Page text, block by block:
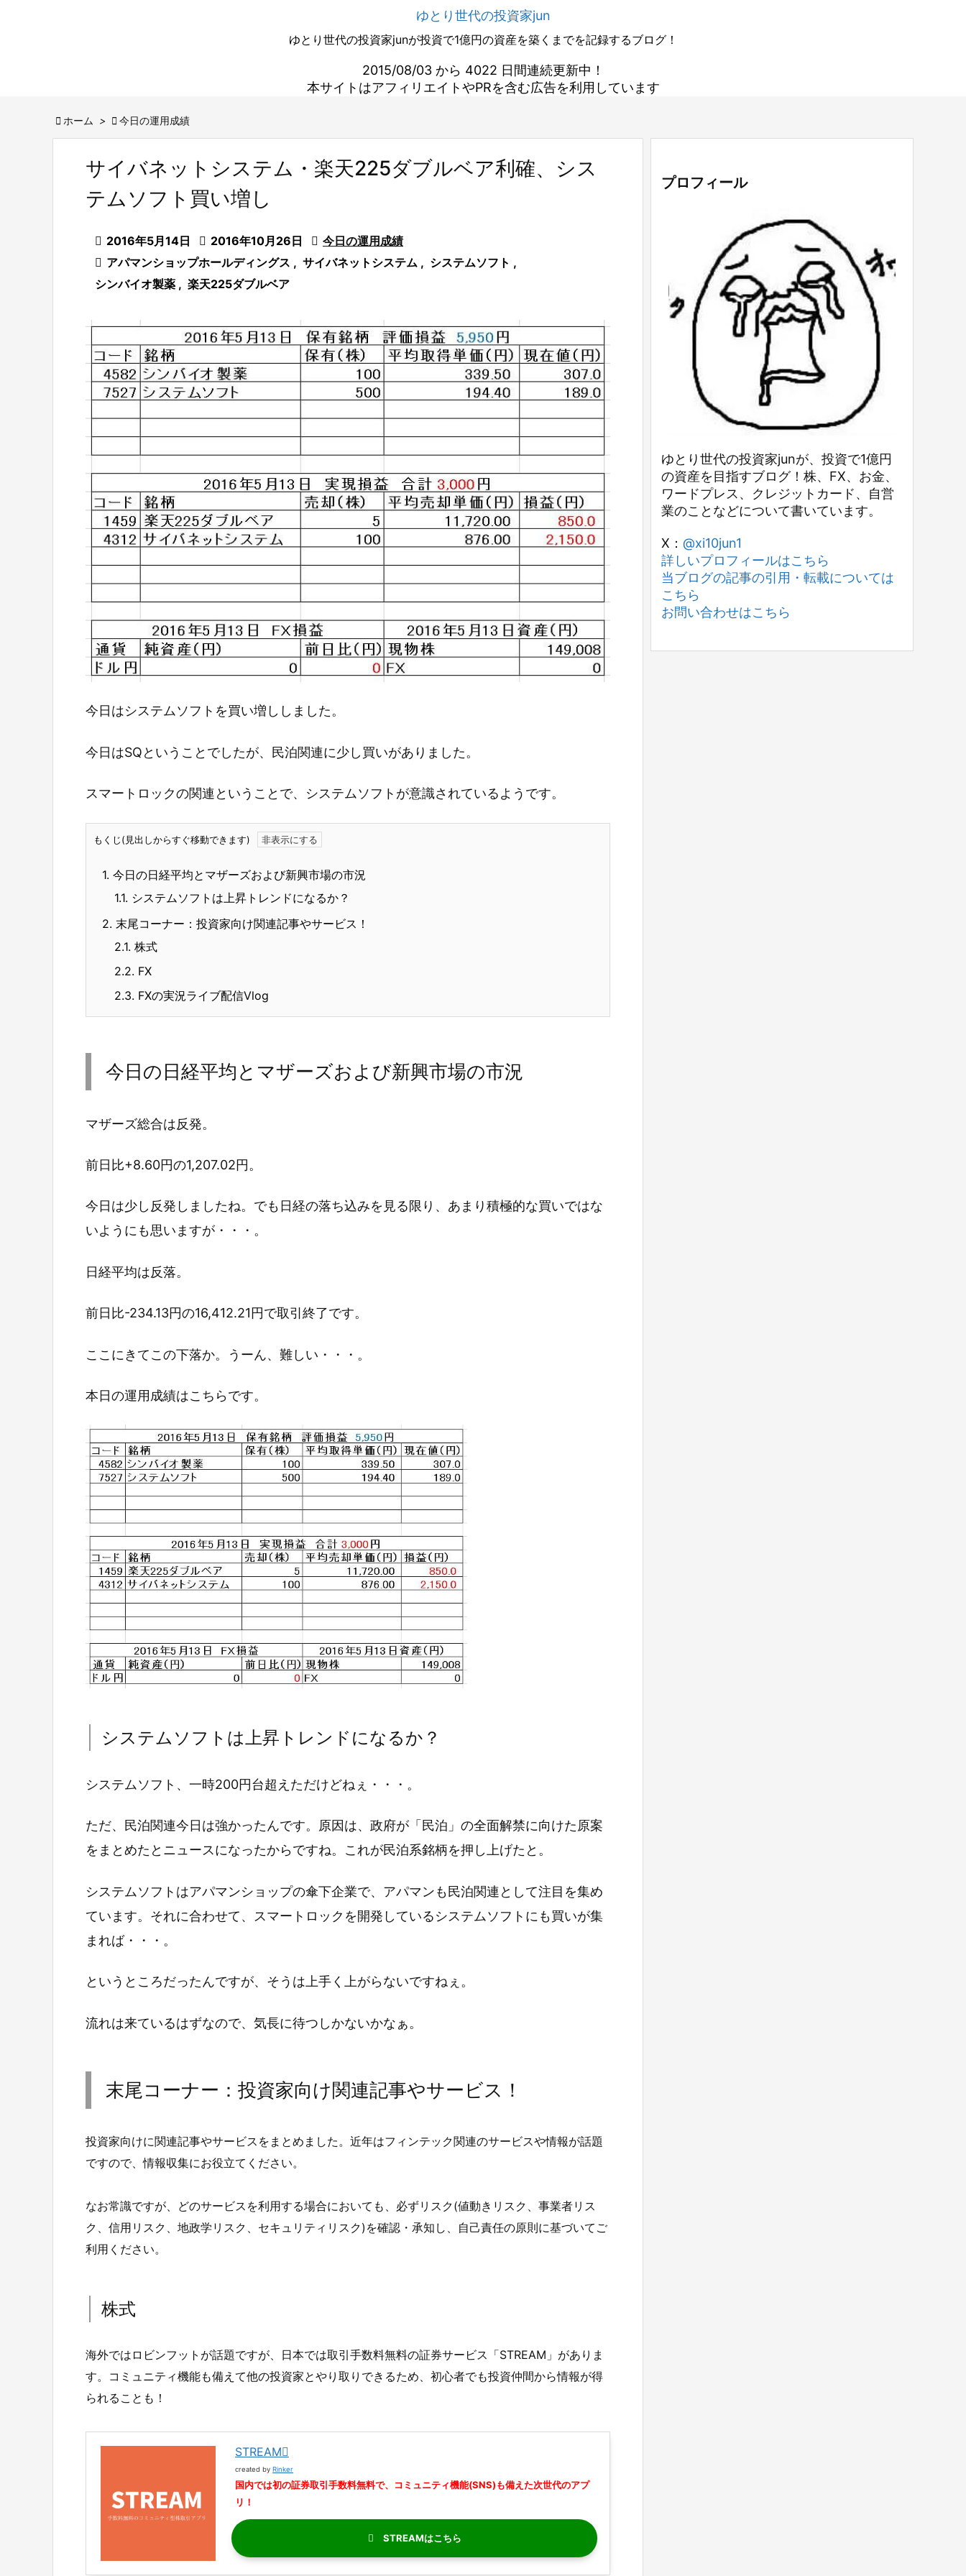
ゆとり世代の投資家jun
ゆとり世代の投資家junが投資で1億円の資産を築くまでを記録するブログ！
2015/08/03 から 4022 日間連続更新中！
本サイトはアフィリエイトやPRを含む広告を利用しています
 ホーム >  今日の運用成績
サイバネットシステム・楽天225ダブルベア利確、シス
テムソフト買い増し
 2016年5月14日  2016年10月26日  今日の運用成績
 アパマンショップホールディングス , サイバネットシステム , システムソフト ,
シンバイオ製薬 , 楽天225ダブルベア
今日はシステムソフトを買い増ししました。
今日はSQということでしたが、民泊関連に少し買いがありました。
スマートロックの関連ということで、システムソフトが意識されているようです。
もくじ(見出しからすぐ移動できます)
1. 今日の日経平均とマザーズおよび新興市場の市況
1.1. システムソフトは上昇トレンドになるか？
2. 末尾コーナー：投資家向け関連記事やサービス！
2.1. 株式
2.2. FX
2.3. FXの実況ライブ配信Vlog
今日の日経平均とマザーズおよび新興市場の市況
マザーズ総合は反発。
前日比+8.60円の1,207.02円。
今日は少し反発しましたね。でも日経の落ち込みを見る限り、あまり積極的な買いではな
いようにも思いますが・・・。
日経平均は反落。
前日比-234.13円の16,412.21円で取引終了です。
ここにきてこの下落か。うーん、難しい・・・。
本日の運用成績はこちらです。
システムソフトは上昇トレンドになるか？
システムソフト、一時200円台超えただけどねぇ・・・。
ただ、民泊関連今日は強かったんです。原因は、政府が「民泊」の全面解禁に向けた原案
をまとめたとニュースになったからですね。これが民泊系銘柄を押し上げたと。
システムソフトはアパマンショップの傘下企業で、アパマンも民泊関連として注目を集め
ています。それに合わせて、スマートロックを開発しているシステムソフトにも買いが集
まれば・・・。
というところだったんですが、そうは上手く上がらないですねぇ。
流れは来ているはずなので、気長に待つしかないかなぁ。
末尾コーナー：投資家向け関連記事やサービス！
投資家向けに関連記事やサービスをまとめました。近年はフィンテック関連のサービスや情報が話題
ですので、情報収集にお役立てください。
なお常識ですが、どのサービスを利用する場合においても、必ずリスク(値動きリスク、事業者リス
ク、信用リスク、地政学リスク、セキュリティリスク)を確認・承知し、自己責任の原則に基づいてご
利用ください。
株式
海外ではロビンフットが話題ですが、日本では取引手数料無料の証券サービス「STREAM」がありま
す。コミュニティ機能も備えて他の投資家とやり取りできるため、初心者でも投資仲間から情報が得
られることも！
STREAM
created by Rinker
国内では初の証券取引手数料無料で、コミュニティ機能(SNS)も備えた次世代のアプ
リ！
STREAM
プロフィール
ゆとり世代の投資家junが、投資で1億円
の資産を目指すブログ！株、FX、お金、
ワードプレス、クレジットカード、自営
業のことなどについて書いています。
X： @xi10jun1
詳しいプロフィールはこちら
当ブログの記事の引用・転載については
こちら
お問い合わせはこちら